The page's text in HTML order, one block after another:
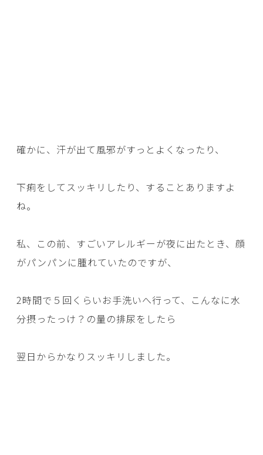
確かに、汗が出て風邪がすっとよくなったり、
下痢をしてスッキリしたり、することありますよ
ね。
私、この前、すごいアレルギーが夜に出たとき、顔
がパンパンに腫れていたのですが、
2時間で５回くらいお手洗いへ行って、こんなに水
分摂ったっけ？の量の排尿をしたら
翌日からかなりスッキリしました。